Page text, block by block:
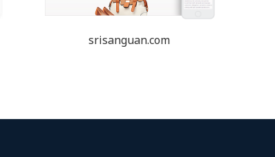
srisanguan.com